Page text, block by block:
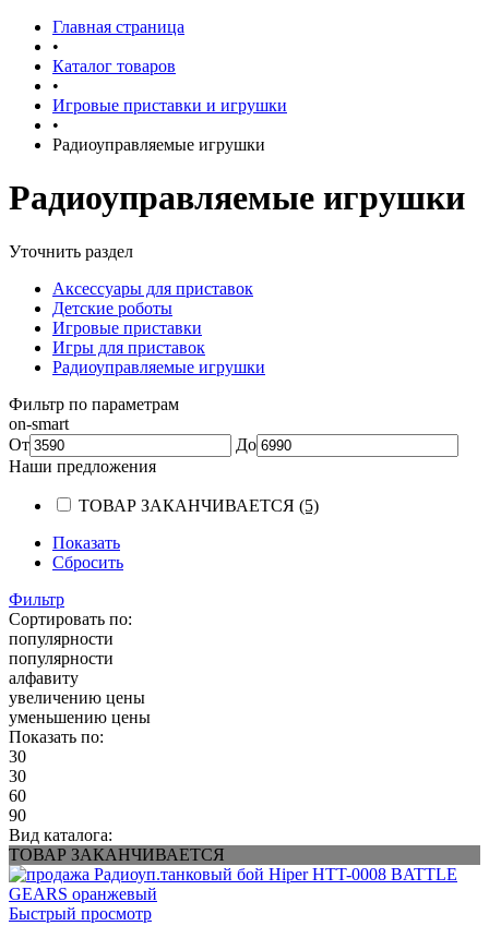
Главная страница
•
Каталог товаров
•
Игровые приставки и игрушки
•
Радиоуправляемые игрушки
Радиоуправляемые игрушки
Уточнить раздел
Аксессуары для приставок
Детские роботы
Игровые приставки
Игры для приставок
Радиоуправляемые игрушки
Фильтр по параметрам
on-smart
От
До
Наши предложения
ТОВАР ЗАКАНЧИВАЕТСЯ (5)
Показать
Сбросить
Фильтр
Сортировать по:
популярности
популярности
алфавиту
увеличению цены
уменьшению цены
Показать по:
30
30
60
90
Вид каталога:
ТОВАР ЗАКАНЧИВАЕТСЯ
Быстрый просмотр